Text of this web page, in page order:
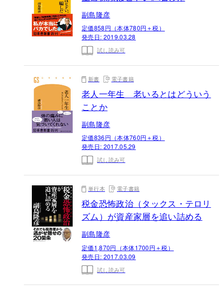
副島隆彦
定価858円（本体780円＋税）
発売日: 2019.03.28
試し読み可
新書 電子書籍
老人一年生 老いるとはどういう
ことか
副島隆彦
定価836円（本体760円＋税）
発売日: 2017.05.29
試し読み可
単行本 電子書籍
税金恐怖政治（タックス・テロリ
ズム）が資産家層を追い詰める
副島隆彦
定価1,870円（本体1700円＋税）
発売日: 2017.03.09
試し読み可